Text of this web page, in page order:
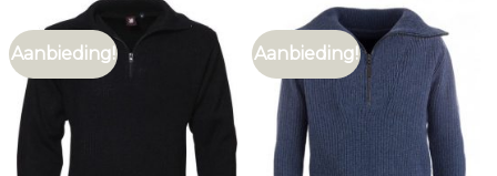
Aanbieding! Aanbieding!